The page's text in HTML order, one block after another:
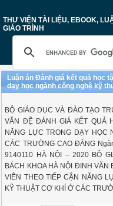
THƯ VIỆN TÀI LIỆU, EBOOK,
GIÁO TRÌNH
Luận án Đánh giá kết quả học
dạy học ngành công nghệ kỹ
BỘ GIÁO DỤC VÀ ĐÀO TẠO
VĂN ĐỆ ĐÁNH GIÁ KẾT QUẢ
NĂNG LỰC TRONG DẠY HỌC
CÁC TRƯỜNG CAO ĐẲNG
9140110 HÀ NỘI – 2020 BỘ
BÁCH KHOA HÀ NỘI ĐINH VĂN
VIÊN THEO TIẾP CẬN NĂNG
KỸ THUẬT CƠ KHÍ Ở CÁC